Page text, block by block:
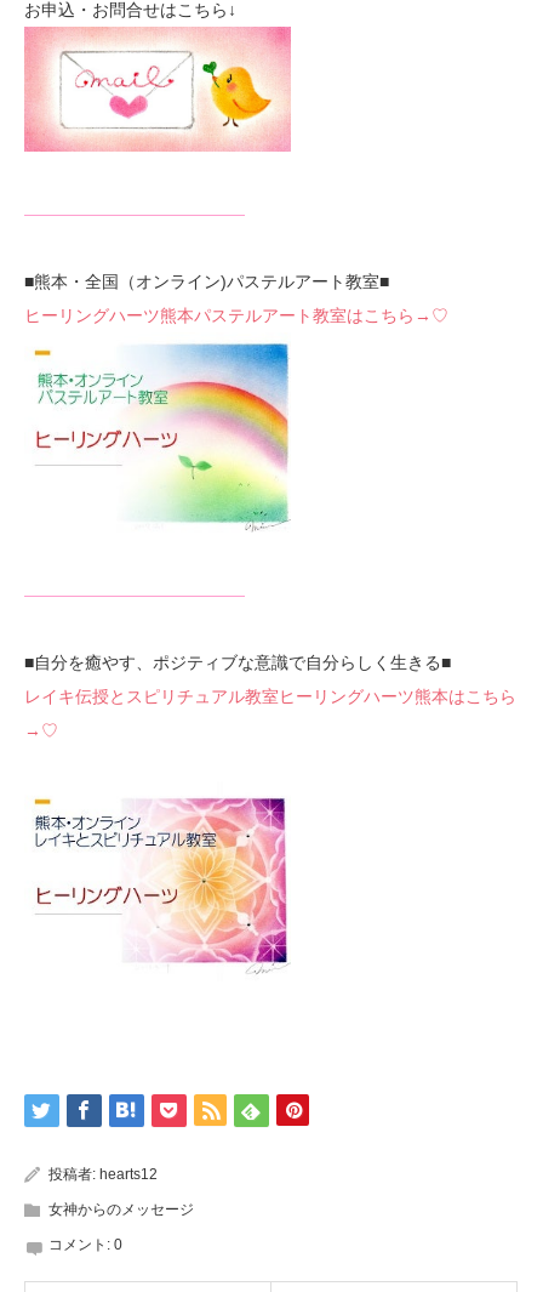
お申込・お問合せはこちら↓
—————————————
■熊本・全国（オンライン)パステルアート教室■
ヒーリングハーツ熊本パステルアート教室はこちら→♡
—————————————
■自分を癒やす、ポジティブな意識で自分らしく生きる■
レイキ伝授とスピリチュアル教室ヒーリングハーツ熊本はこちら
→♡
投稿者: hearts12
女神からのメッセージ
コメント: 0